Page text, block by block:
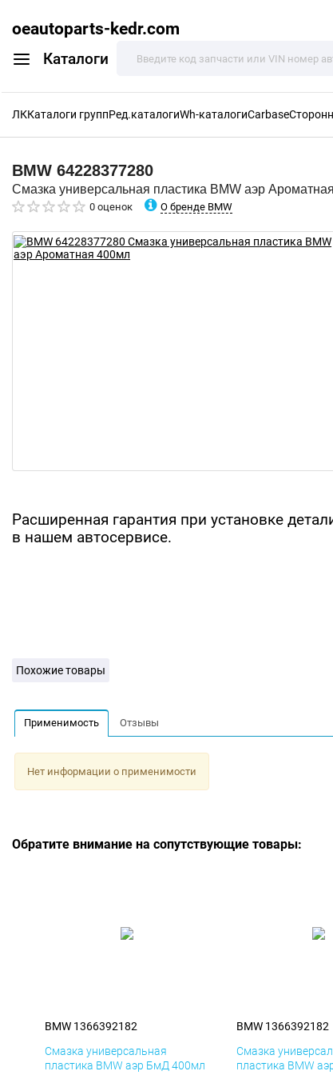
oeautoparts-kedr.com
Каталоги
ЛККаталоги группРед.каталогиWh-каталогиCarbase
BMW 64228377280
Смазка универсальная пластика BMW аэр
0 оценок О бренде BMW
Расширенная гарантия при установке
в нашем автосервисе.
Похожие товары
Применимость Отзывы
Нет информации о применимости
Обратите внимание на сопутствующие товары:
BMW 1366392182
Смазка универсальная
пластика BMW аэр БмД 400мл
BMW 1366392182
Смазка
пластика BMW